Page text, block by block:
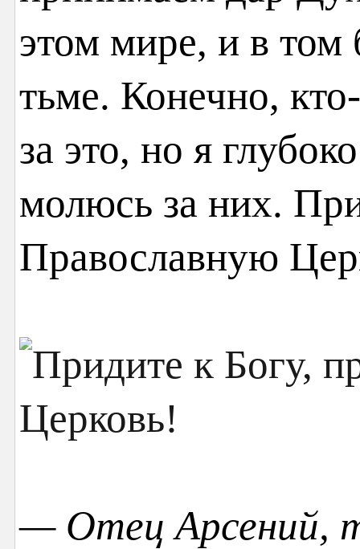
этом мире, и в том
тьме. Конечно,
за это, но я
молюсь за них.
Православную
— Отец Арсений,